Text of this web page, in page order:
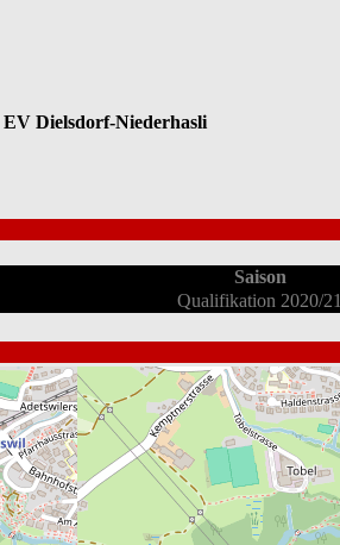
EV Dielsdorf-Niederhasli
Saison
Qualifikation 2020/21